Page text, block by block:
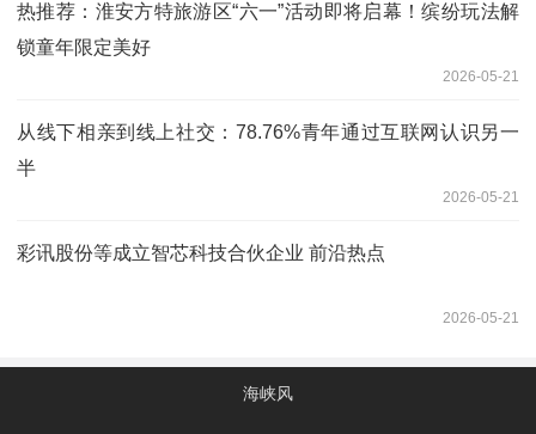
热推荐：淮安方特旅游区“六一”活动即将启幕！缤纷玩法解
锁童年限定美好
2026-05-21
从线下相亲到线上社交：78.76%青年通过互联网认识另一
半
2026-05-21
彩讯股份等成立智芯科技合伙企业 前沿热点
2026-05-21
海峡风